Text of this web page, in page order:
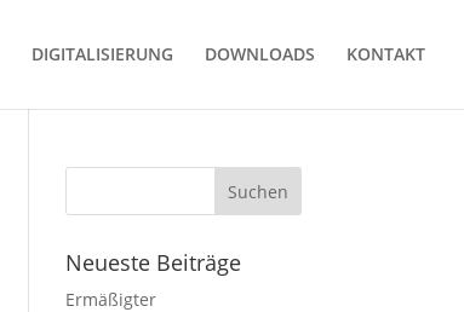
DIGITALISIERUNG DOWNLOADS KONTAKT
Neueste Beiträge
Ermäßigter